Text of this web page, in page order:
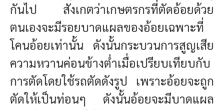
กันไป สังเกตว่าเกษตรกรที่ตัดอ้อยด้วย
ตนเองจะมีรอยบาดแผลของอ้อยเฉพาะที่
โคนอ้อยเท่านั้น ดังนั้นกระบวนการสูญเสีย
ความหวานค่อนข้างต่ำเมื่อเปรียบเทียบกับ
การตัดโดยใช้รถตัดดังรูป เพราะอ้อยจะถูก
ตัดให้เป็นท่อนๆ ดังนั้นอ้อยจะมีบาดแผล